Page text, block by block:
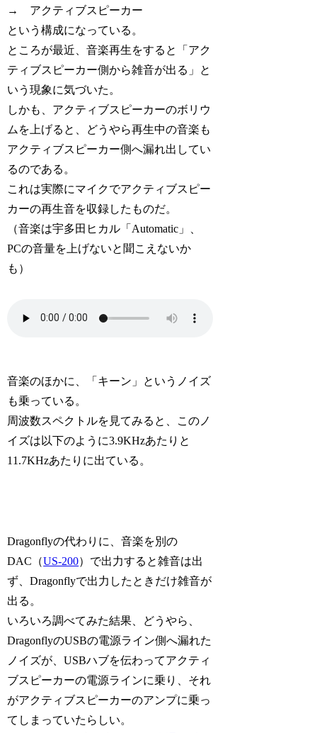
→ アクティブスピーカー
という構成になっている。
ところが最近、音楽再生をすると「アク
ティブスピーカー側から雑音が出る」と
いう現象に気づいた。
しかも、アクティブスピーカーのボリウ
ムを上げると、どうやら再生中の音楽も
アクティブスピーカー側へ漏れ出してい
るのである。
これは実際にマイクでアクティブスピー
カーの再生音を収録したものだ。
（音楽は宇多田ヒカル「Automatic」、
PCの音量を上げないと聞こえないか
も）
音楽のほかに、「キーン」というノイズ
も乗っている。
周波数スペクトルを見てみると、このノ
イズは以下のように3.9KHzあたりと
11.7KHzあたりに出ている。
Dragonflyの代わりに、音楽を別の
DAC（US-200）で出力すると雑音は出
ず、Dragonflyで出力したときだけ雑音が
出る。
いろいろ調べてみた結果、どうやら、
DragonflyのUSBの電源ライン側へ漏れた
ノイズが、USBハブを伝わってアクティ
ブスピーカーの電源ラインに乗り、それ
がアクティブスピーカーのアンプに乗っ
てしまっていたらしい。